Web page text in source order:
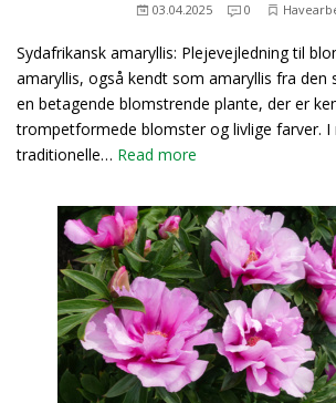
03.04.2025 0
Sydafrikansk amaryllis: Plejevejledning til
amaryllis, også kendt som amaryllis fra den
en betagende blomstrende plante, der er
trompetformede blomster og livlige farver.
traditionelle… Read more